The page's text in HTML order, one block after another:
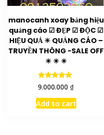
manocanh xoay bảng hiệu
quảng cáo ☑ ĐẸP ☑ ĐỘC ☑
HIỆU QUẢ ☀ QUẢNG CÁO –
TRUYỀN THÔNG -SALE OFF
☀ ☀ ☀
Rated
5.00
out of 5
9.000.000 ₫
Add to cart